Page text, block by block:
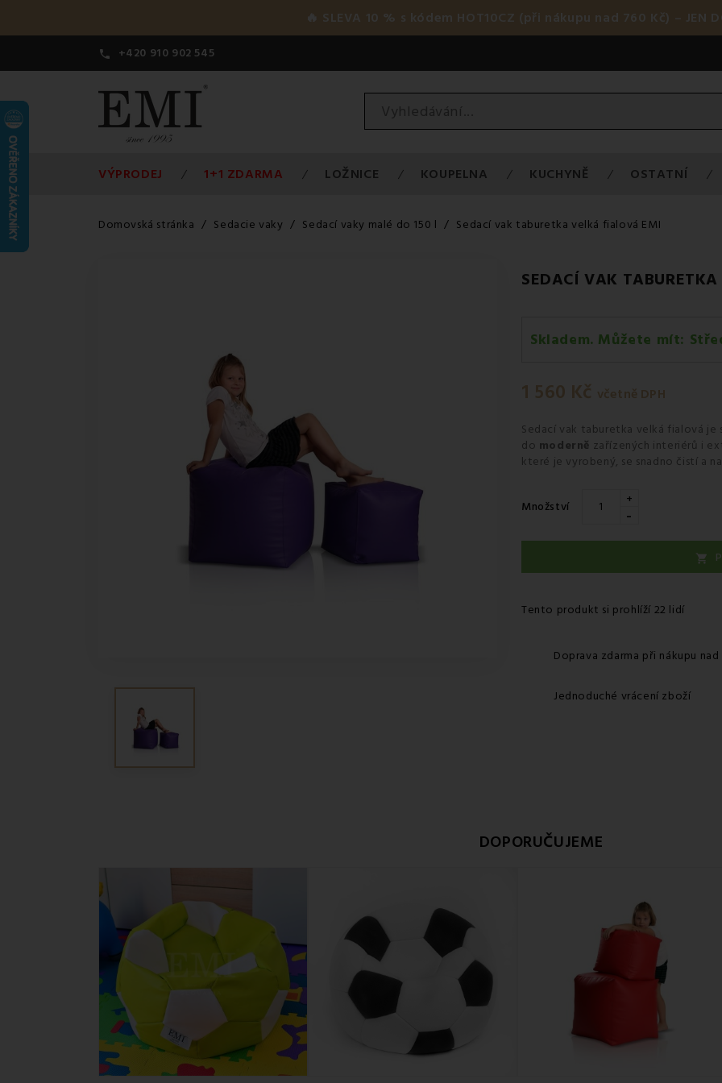
🔥 SLEVA 10 % s kódem HOT10CZ (při nákupu nad 760 Kč) – JEN
 +420 910 902 545
VÝPRODEJ 1+1 ZDARMA LOŽNICE KOUPELNA KUCHYNĚ OSTATNÍ
Domovská stránka Sedacie vaky Sedací vaky malé do 150 l Sedací vak taburetka velká fialová EMI
SEDACÍ VAK
Skladem. Můžete mít:
1 560 Kč včetně DPH
Sedací vak taburetka velká fialová je
do moderně zařízených interiérů i
které je vyrobený, se snadno čistí a
Množství +
-

Tento produkt si prohlíží 22 lidí
Doprava zdarma při nákupu nad
Jednoduché vrácení zboží
DOPORUČUJEME